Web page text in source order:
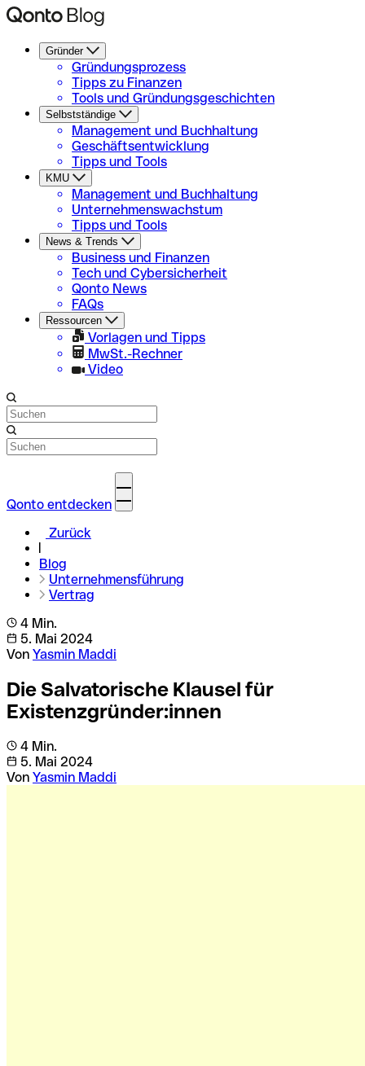
Gründer
Gründungsprozess
Tipps zu Finanzen
Tools und Gründungsgeschichten
Selbstständige
Management und Buchhaltung
Geschäftsentwicklung
Tipps und Tools
KMU
Management und Buchhaltung
Unternehmenswachstum
Tipps und Tools
News & Trends
Business und Finanzen
Tech und Cybersicherheit
Qonto News
FAQs
Ressourcen
Vorlagen und Tipps
MwSt.-Rechner
Video
Qonto entdecken
Zurück
Blog
Unternehmensführung
Vertrag
4 Min.
5. Mai 2024
Von Yasmin Maddi
Die Salvatorische Klausel für
Existenzgründer:innen
4 Min.
5. Mai 2024
Von Yasmin Maddi